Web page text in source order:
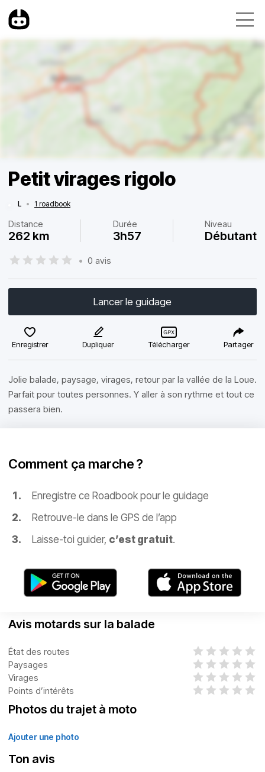
Petit virages rigolo
L • 1 roadbook
Distance
262 km
Durée
3h57
Niveau
Débutant
• 0 avis
Lancer le guidage
Enregistrer Dupliquer Télécharger Partager
Jolie balade, paysage, virages, retour par la vallée de la Loue.
Parfait pour toutes personnes. Y aller à son rythme et tout ce
passera bien.
Comment ça marche ?
Enregistre ce Roadbook pour le guidage
Retrouve-le dans le GPS de l’app
Laisse-toi guider, c’est gratuit.
Avis motards sur la balade
État des routes
Paysages
Virages
Points d’intérêts
Photos du trajet à moto
Ajouter une photo
Ton avis